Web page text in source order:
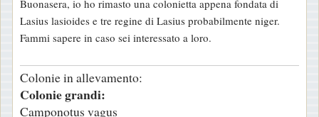
s
s
a
g
i
o
Buonasera, io ho rimasto una colonietta appena fondata di
Lasius lasioides e tre regine di Lasius probabilmente niger.
Fammi sapere in caso sei interessato a loro.
Colonie in allevamento:
Colonie grandi:
Camponotus vagus